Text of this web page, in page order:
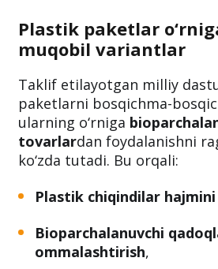
taqiqlanishimumkin.
jamoatchilik muhokamasiga
Plastik paketlar
muqobil variantlar
Taklif etilayotgan milliy
paketlarni bosqichma-
tovarlardan foydalanishni
Plastik chiqindilar hajmini